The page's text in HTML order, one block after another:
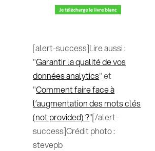
[alert-success]Lire aussi :
"Garantir la qualité de vos
données analytics" et
"Comment faire face à
l’augmentation des mots clés
(not provided) ?"[/alert-
success]Crédit photo :
stevepb